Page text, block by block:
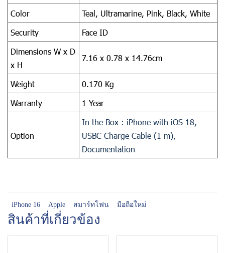
Color
Teal, Ultramarine, Pink, Black, White
Security
Face ID
Dimensions W x D
x H
7.16 x 0.78 x 14.76cm
Weight
0.170 Kg
Warranty
1 Year
Option
In the Box : iPhone with iOS 18,
USBC Charge Cable (1 m),
Documentation
iPhone 16 Apple สมาร์ทโฟน มือถือใหม่
สินค้าที่เกี่ยวข้อง